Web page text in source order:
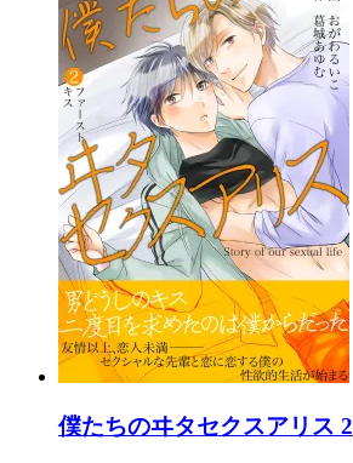
僕たちのヰタセクスアリス 2